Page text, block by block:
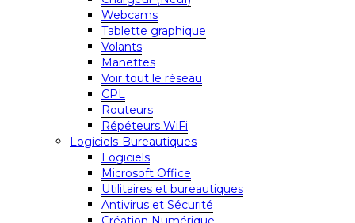
Webcams
Tablette graphique
Volants
Manettes
Voir tout le réseau
CPL
Routeurs
Répéteurs WiFi
Logiciels-Bureautiques
Logiciels
Microsoft Office
Utilitaires et bureautiques
Antivirus et Sécurité